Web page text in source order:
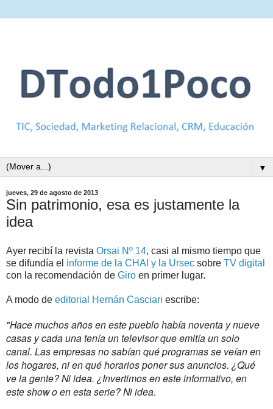
▼
jueves, 29 de agosto de 2013
Sin patrimonio, esa es justamente la
idea
Ayer recibí la revista Orsai Nº 14, casi al mismo tiempo que
se difundía el informe de la CHAI y la Ursec sobre TV digital
con la recomendación de Giro en primer lugar.
A modo de editorial Hernán Casciari escribe:
"Hace muchos años en este pueblo había noventa y nueve
casas y cada una tenía un televisor que emitía un solo
canal. Las empresas no sabían qué programas se veían en
los hogares, ni en qué horarios poner sus anuncios. ¿Qué
ve la gente? Ni idea. ¿Invertimos en este informativo, en
este show o en esta serie? Ni idea.